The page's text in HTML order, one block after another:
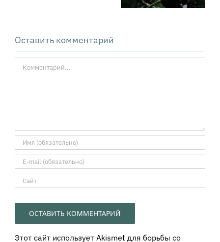
контроля
Оставить комментарий
Комментарий
Этот сайт использует Akismet для борьбы со